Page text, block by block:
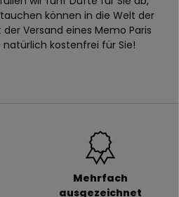
können in die Welt der
Versand eines Memo Paris
kostenfrei für Sie!
Mehrfach
ausgezeichnet